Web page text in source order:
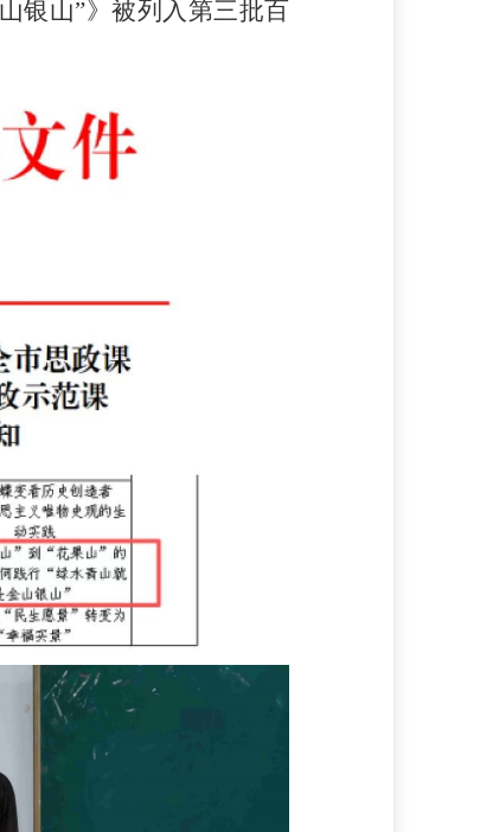
银山”》被列入第三批百